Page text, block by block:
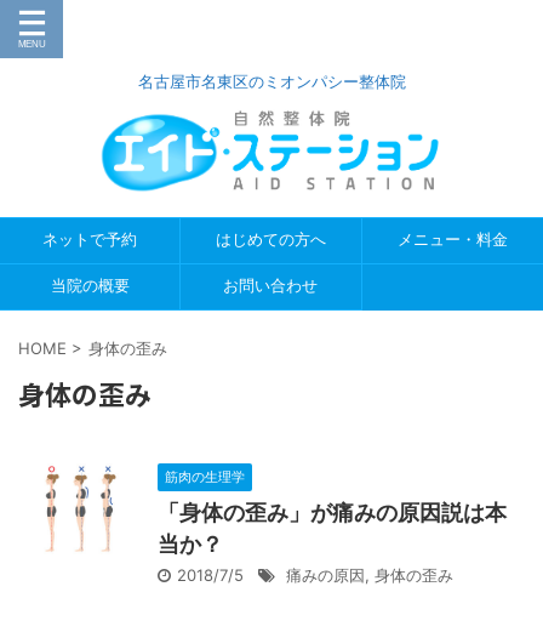
名古屋市名東区のミオンパシー整体院
ネットで予約 はじめての方へ メニュー・料金
当院の概要 お問い合わせ
HOME > 身体の歪み
身体の歪み
筋肉の生理学
「身体の歪み」が痛みの原因説は本
当か？
2018/7/5 痛みの原因, 身体の歪み